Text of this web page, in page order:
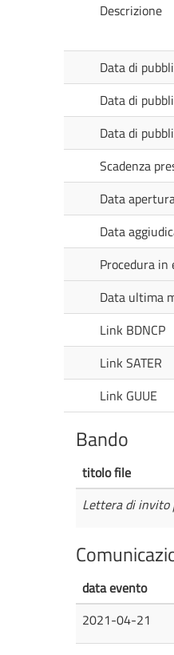
Descrizione
Data di
Data di
Data di
Scadenza
Data
Data
Procedura in
Data ultima
Link BDNCP
Link SATER
Link GUUE
Bando
titolo file
Lettera di
data evento
2021-04-21